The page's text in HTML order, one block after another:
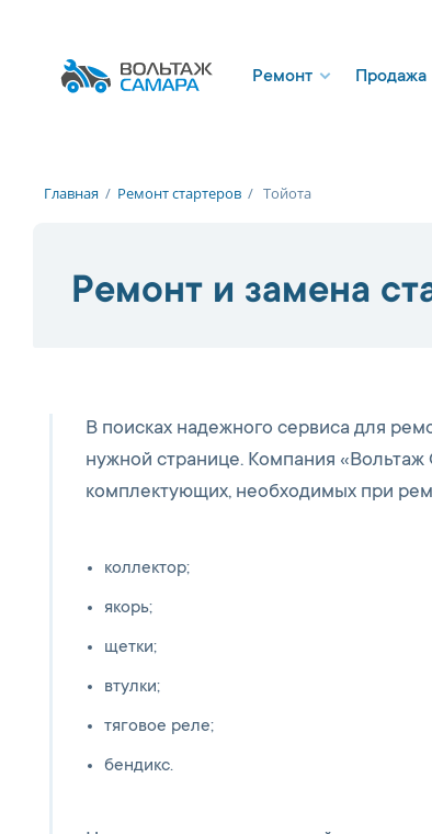
Ремонт Продажа
Главная / Ремонт стартеров / Тойота
Ремонт и замена
В поисках надежного сервиса для
нужной странице. Компания
комплектующих, необходимых при
коллектор;
якорь;
щетки;
втулки;
тяговое реле;
бендикс.